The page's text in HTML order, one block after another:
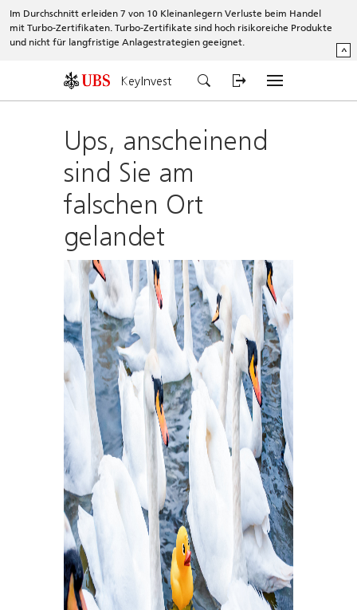
Im Durchschnitt erleiden 7 von 10 Kleinanlegern Verluste beim Handel
mit Turbo-Zertifikaten. Turbo-Zertifikate sind hoch risikoreiche Produkte
und nicht für langfristige Anlagestrategien geeignet.
^
KeyInvest
Ups, anscheinend
sind Sie am
falschen Ort
gelandet